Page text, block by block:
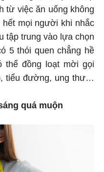
từ việc ăn uống không
hết mọi người khi nhắc
tập trung vào lựa chọn
5 thói quen chẳng hề
thể đồng loạt mời gọi
tiểu đường, ung thư…
quá muộn